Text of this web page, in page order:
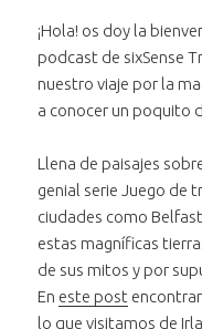
¡Hola! os doy la
podcast de sixSense
nuestro viaje por la
a conocer un poquito
Llena de paisajes
genial serie Juego de
ciudades como
estas magníficas
de sus mitos y por
En este post
lo que visitamos de